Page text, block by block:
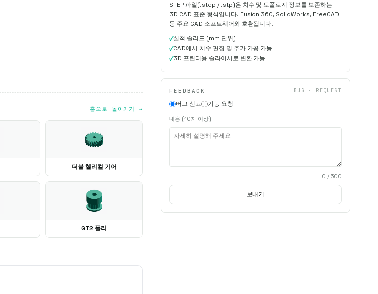
홈으로 돌아가기 →
더블 헬리컬 기어
GT2 풀리
STEP 파일(.step / .stp)은 치수 및 토폴로지 정보를 보존하는
3D CAD 표준 형식입니다. Fusion 360, SolidWorks, FreeCAD
등 주요 CAD 소프트웨어와 호환됩니다.
실척 솔리드 (mm 단위)
CAD에서 치수 편집 및 추가 가공 가능
3D 프린터용 슬라이서로 변환 가능
FEEDBACK BUG · REQUEST
버그 신고 기능 요청
내용 (10자 이상)
0 / 500
보내기